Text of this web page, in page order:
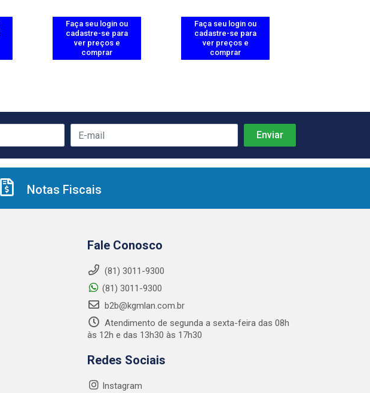
Faça seu login ou
cadastre-se para
ver preços e
comprar
Faça seu login ou
cadastre-se para
ver preços e
comprar
Notas Fiscais
Fale Conosco
(81) 3011-9300
(81) 3011-9300
b2b@kgmlan.com.br
Atendimento de segunda a sexta-feira das 08h
às 12h e das 13h30 às 17h30
Redes Sociais
Instagram